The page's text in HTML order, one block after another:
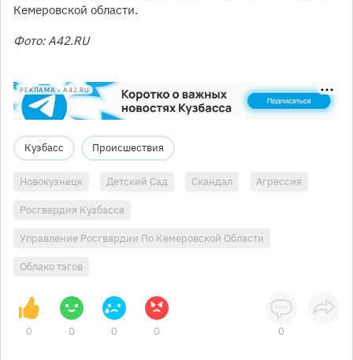
Кемеровской области.
Фото: A42.RU
РЕКЛАМА • A42.RU
Кузбасс Происшествия
Новокузнецк Детский Сад Скандал Агрессия
Росгвардия Кузбасса
Управление Росгвардии По Кемеровской Области
Облако тэгов
0 0 0 0 0